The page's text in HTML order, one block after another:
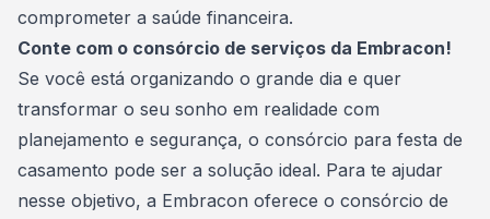
comprometer a saúde financeira.
Conte com o consórcio de serviços da Embracon!
Se você está organizando o grande dia e quer
transformar o seu sonho em realidade com
planejamento e segurança, o consórcio para festa de
casamento pode ser a solução ideal. Para te ajudar
nesse objetivo, a Embracon oferece o consórcio de